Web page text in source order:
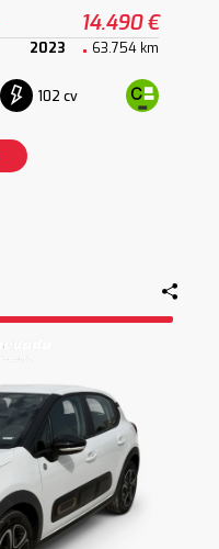
14.490 €
2023 63.754 km
102 cv